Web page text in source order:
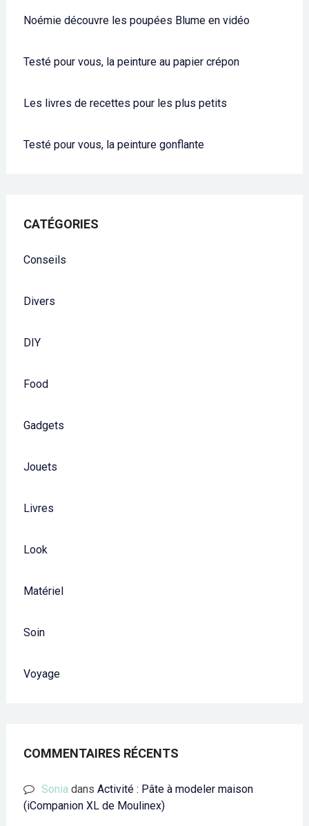
Noémie découvre les poupées Blume en vidéo
Testé pour vous, la peinture au papier crépon
Les livres de recettes pour les plus petits
Testé pour vous, la peinture gonflante
CATÉGORIES
Conseils
Divers
DIY
Food
Gadgets
Jouets
Livres
Look
Matériel
Soin
Voyage
COMMENTAIRES RÉCENTS
Sonia dans Activité : Pâte à modeler maison
(iCompanion XL de Moulinex)